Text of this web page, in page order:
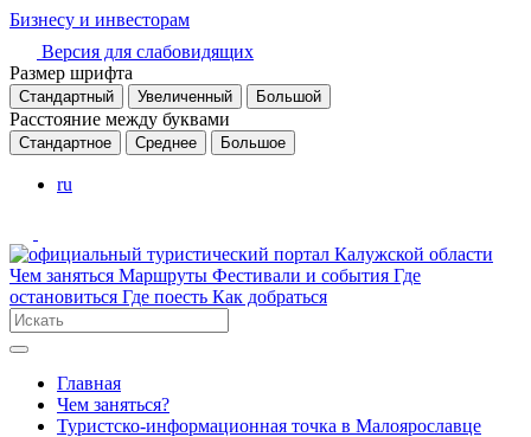
Бизнесу и инвесторам
Версия для слабовидящих
Размер шрифта
Стандартный Увеличенный Большой
Расстояние между буквами
Стандартное Среднее Большое
ru
Чем заняться Маршруты Фестивали и события Где
остановиться Где поесть Как добраться
Главная
Чем заняться?
Туристско-информационная точка в Малоярославце